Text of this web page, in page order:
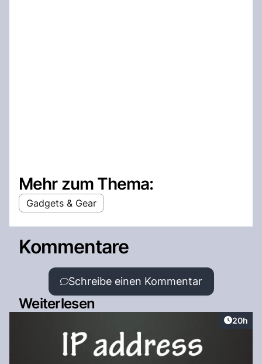
Mehr zum Thema:
Gadgets & Gear
Kommentare
Schreibe einen Kommentar
Weiterlesen
Artikel
20h